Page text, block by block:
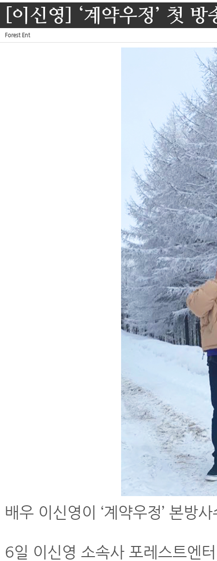
[이신영] ‘계약우정’ 첫
Forest Ent
배우 이신영이 ‘계약우정’ 본방
6일 이신영 소속사 포레스트엔